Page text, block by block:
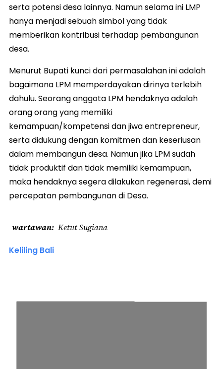
serta potensi desa lainnya. Namun selama ini LMP
hanya menjadi sebuah simbol yang tidak
memberikan kontribusi terhadap pembangunan
desa.
Menurut Bupati kunci dari permasalahan ini adalah
bagaimana LPM memperdayakan dirinya terlebih
dahulu. Seorang anggota LPM hendaknya adalah
orang orang yang memiliki
kemampuan/kompetensi dan jiwa entrepreneur,
serta didukung dengan komitmen dan keseriusan
dalam membangun desa. Namun jika LPM sudah
tidak produktif dan tidak memiliki kemampuan,
maka hendaknya segera dilakukan regenerasi, demi
percepatan pembangunan di Desa.
wartawan Ketut Sugiana
Keliling Bali